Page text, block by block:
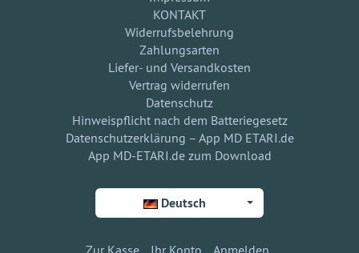
KONTAKT
Widerrufsbelehrung
Zahlungsarten
Liefer- und Versandkosten
Vertrag widerrufen
Datenschutz
Hinweispflicht nach dem Batteriegesetz
Datenschutzerklärung – App MD ETARI.de
App MD-ETARI.de zum Download
Deutsch
Zur Kasse Ihr Konto Anmelden